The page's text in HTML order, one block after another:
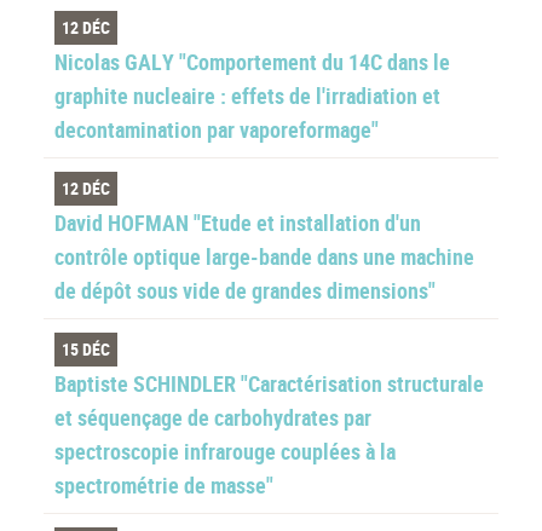
12 DÉC
Nicolas GALY "Comportement du 14C dans le
graphite nucleaire : effets de l'irradiation et
decontamination par vaporeformage"
12 DÉC
David HOFMAN "Etude et installation d'un
contrôle optique large-bande dans une machine
de dépôt sous vide de grandes dimensions"
15 DÉC
Baptiste SCHINDLER "Caractérisation structurale
et séquençage de carbohydrates par
spectroscopie infrarouge couplées à la
spectrométrie de masse"